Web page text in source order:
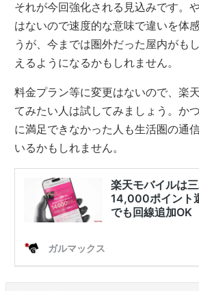
それが今回強化される見込みです。
はないので速度的な意味で違いを体
うが、今までは圏外だった屋内がも
えるようになるかもしれません。
料金プラン等に変更はないので、楽
てみたい人は試してみましょう。か
に満足できなかった人も生活圏の通
いるかもしれません。